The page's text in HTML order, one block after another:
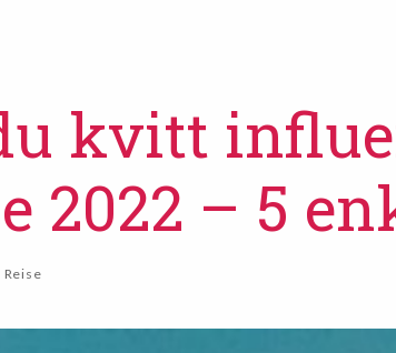
kvitt
2022 – 5
Reise